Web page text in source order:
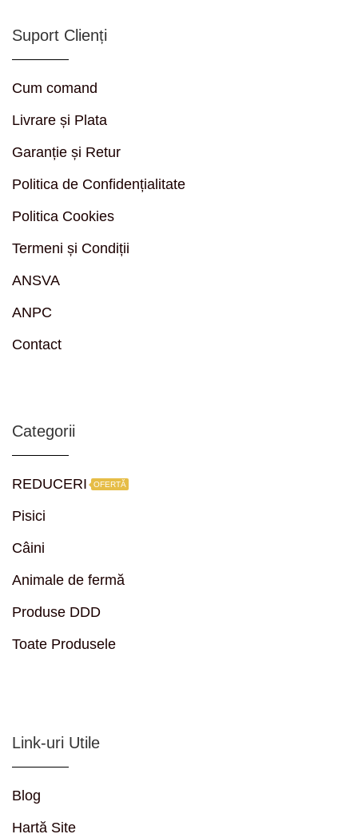
Suport Clienți
Cum comand
Livrare și Plata
Garanție și Retur
Politica de Confidențialitate
Politica Cookies
Termeni și Condiții
ANSVA
ANPC
Contact
Categorii
REDUCERI OFERTĂ
Pisici
Câini
Animale de fermă
Produse DDD
Toate Produsele
Link-uri Utile
Blog
Hartă Site